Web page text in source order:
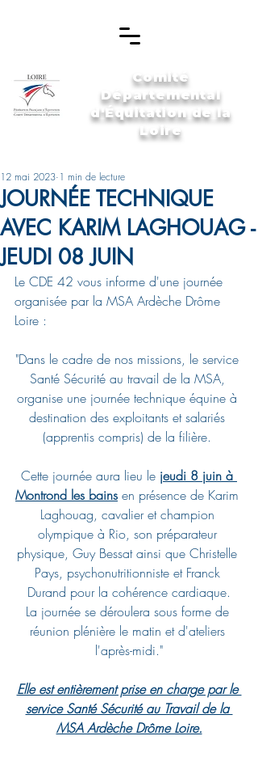
Comité
Départemental
d'Équitation de la
Loire
JOURNÉE TECHNIQUE
AVEC KARIM LAGHOUAG -
JEUDI 08 JUIN
12 mai 2023 1 min de lecture
Le CDE 42 vous informe d'une journée
organisée par la MSA Ardèche Drôme
Loire :
"Dans le cadre de nos missions, le service
Santé Sécurité au travail de la MSA,
organise une journée technique équine à
destination des exploitants et salariés
(apprentis compris) de la filière.
Cette journée aura lieu le jeudi 8 juin à
Montrond les bains en présence de Karim
Laghouag, cavalier et champion
olympique à Rio, son préparateur
physique, Guy Bessat ainsi que Christelle
Pays, psychonutritionniste et Franck
Durand pour la cohérence cardiaque.
La journée se déroulera sous forme de
réunion plénière le matin et d'ateliers
l'après-midi."
Elle est entièrement prise en charge par le
service Santé Sécurité au Travail de la
MSA Ardèche Drôme Loire.